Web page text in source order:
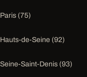
Paris (75)
Hauts-de-Seine (92)
Seine-Saint-Denis (93)